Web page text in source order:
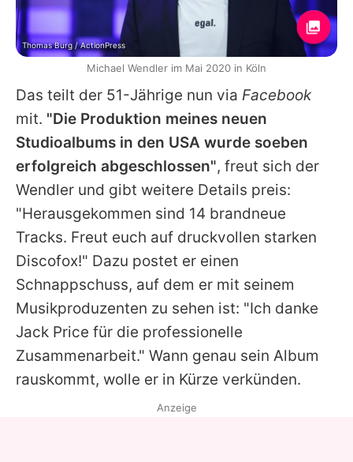
Das teilt der 51-Jährige nun via Facebook
mit. "Die Produktion meines neuen
Studioalbums in den USA wurde soeben
erfolgreich abgeschlossen", freut sich der
Wendler und gibt weitere Details preis:
"Herausgekommen sind 14 brandneue
Tracks. Freut euch auf druckvollen starken
Discofox!" Dazu postet er einen
Schnappschuss, auf dem er mit seinem
Musikproduzenten zu sehen ist: "Ich danke
Jack Price für die professionelle
Zusammenarbeit." Wann genau sein Album
rauskommt, wolle er in Kürze verkünden.
Thomas Burg / ActionPress
Michael Wendler im Mai 2020 in Köln
Anzeige